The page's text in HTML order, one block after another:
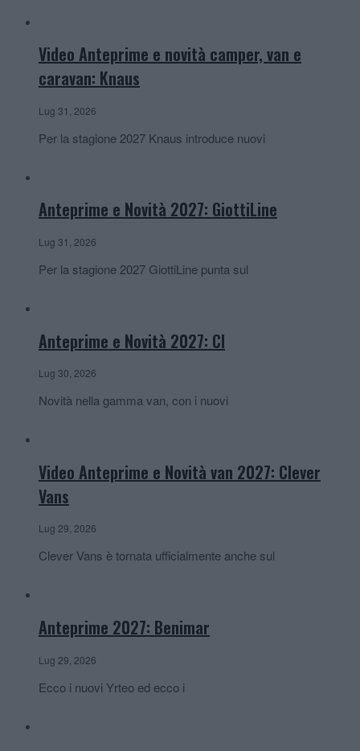
Video Anteprime e novità camper, van e
caravan: Knaus
Lug 31, 2026
Per la stagione 2027 Knaus introduce nuovi
Anteprime e Novità 2027: GiottiLine
Lug 31, 2026
Per la stagione 2027 GiottiLine punta sul
Anteprime e Novità 2027: CI
Lug 30, 2026
Novità nella gamma van, con i nuovi
Video Anteprime e Novità van 2027: Clever
Vans
Lug 29, 2026
Clever Vans è tornata ufficialmente anche sul
Anteprime 2027: Benimar
Lug 29, 2026
Ecco i nuovi Yrteo ed ecco i